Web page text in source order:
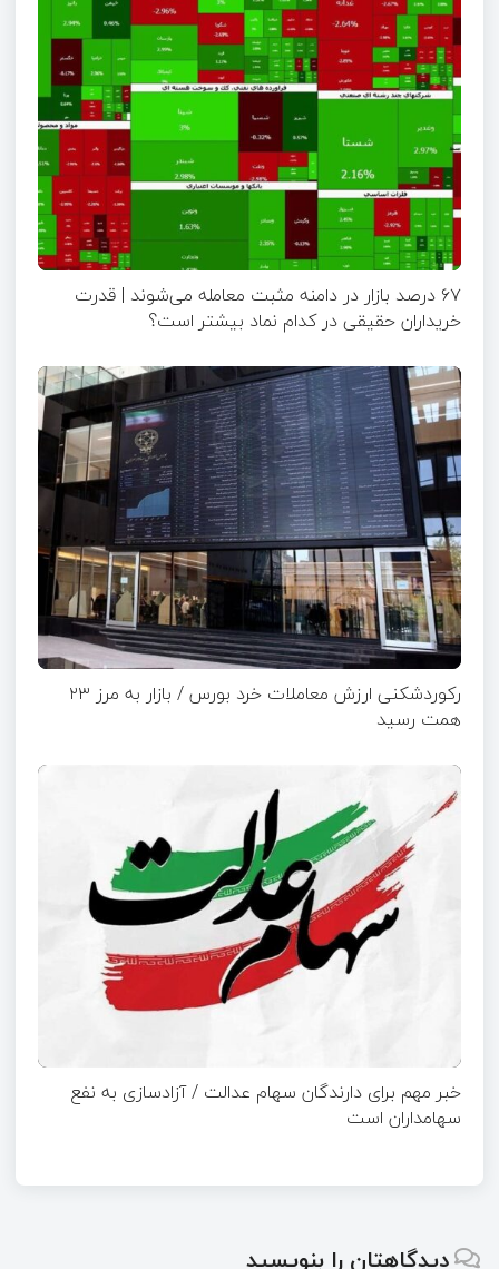
۶۷ درصد بازار در دامنه مثبت معامله می‌شوند | قدرت
خریداران حقیقی در کدام نماد بیشتر است؟
رکوردشکنی ارزش معاملات خرد بورس / بازار به مرز ۲۳
همت رسید
خبر مهم برای دارندگان سهام عدالت / آزادسازی به نفع
سهامداران است
دیدگاهتان را بنویسید